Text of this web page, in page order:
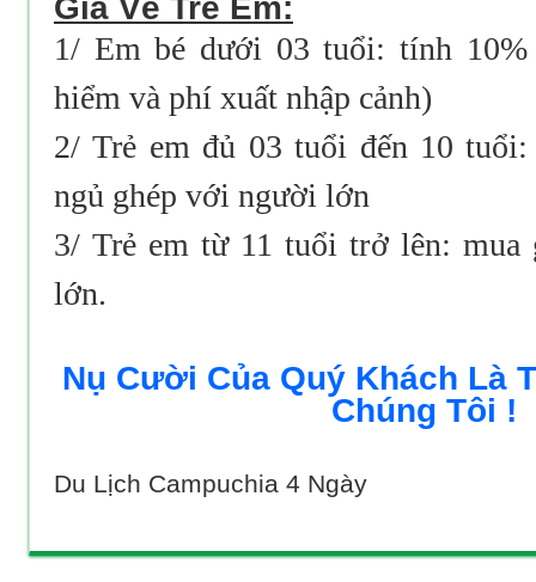
Giá Vé Trẻ Em:
1/ Em bé dưới 03 tuổi: tính
hiểm và phí xuất nhập cảnh)
2/ Trẻ em đủ 03 tuổi đến 10
ngủ ghép với người lớn
3/ Trẻ em từ 11 tuổi trở lên: mua
lớn.
Nụ Cười Của Quý Khách Là
Chúng Tôi !
Du Lịch Campuchia 4 Ngày